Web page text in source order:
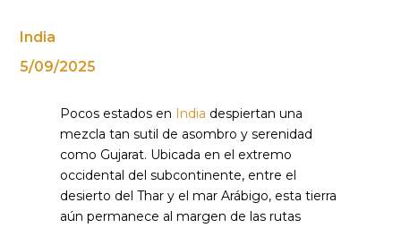
India
5/09/2025
Pocos estados en India despiertan una
mezcla tan sutil de asombro y serenidad
como Gujarat. Ubicada en el extremo
occidental del subcontinente, entre el
desierto del Thar y el mar Arábigo, esta tierra
aún permanece al margen de las rutas